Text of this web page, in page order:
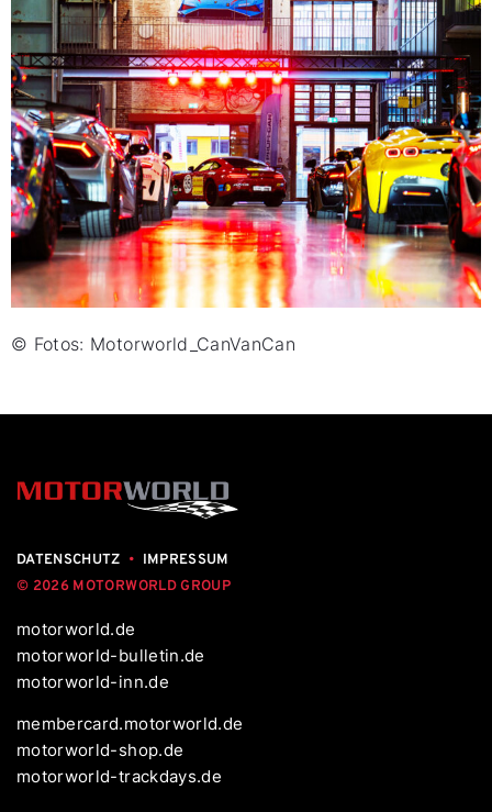
© Fotos: Motorworld_CanVanCan
DATENSCHUTZ • IMPRESSUM
© 2026 MOTORWORLD GROUP
motorworld.de
motorworld-bulletin.de
motorworld-inn.de
membercard.motorworld.de
motorworld-shop.de
motorworld-trackdays.de